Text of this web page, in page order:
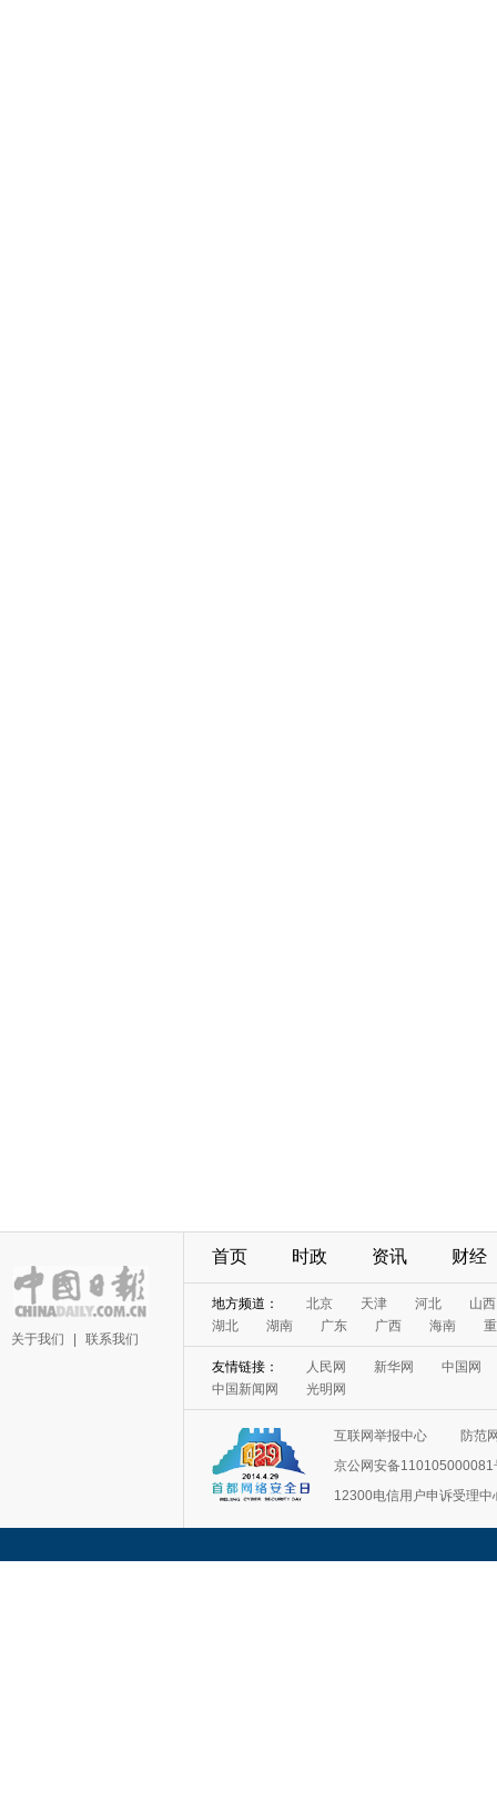
关于我们 联系我们
首页 时政 资讯 财经
地方频道： 北京 天津 河北
山西
湖北
湖南 广东 广西 海南
友情链接： 人民网 新华网
中国网
中国新闻网
光明网
互联网举报中心
防范
京公网安备110105000081
12300电信用户申诉受理中